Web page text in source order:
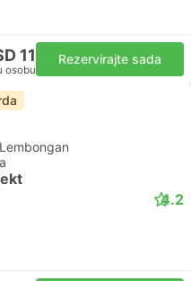
11
osobu
Rezervirajte sada
4.2